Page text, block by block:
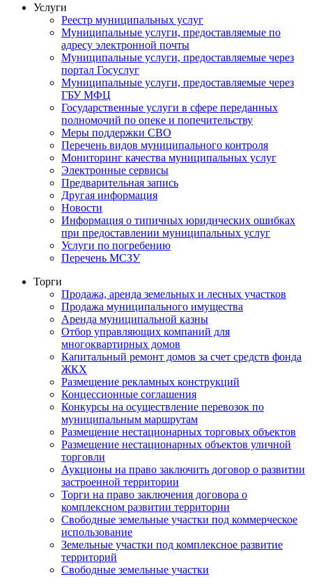
Услуги
Реестр муниципальных услуг
Муниципальные услуги, предоставляемые по
адресу электронной почты
Муниципальные услуги, предоставляемые через
портал Госуслуг
Муниципальные услуги, предоставляемые через
ГБУ МФЦ
Государственные услуги в сфере переданных
полномочий по опеке и попечительству
Меры поддержки СВО
Перечень видов муниципального контроля
Мониторинг качества муниципальных услуг
Электронные сервисы
Предварительная запись
Другая информация
Новости
Информация о типичных юридических ошибках
при предоставлении муниципальных услуг
Услуги по погребению
Перечень МСЗУ
Торги
Продажа, аренда земельных и лесных участков
Продажа муниципального имущества
Аренда муниципальной казны
Отбор управляющих компаний для
многоквартирных домов
Капитальный ремонт домов за счет средств фонда
ЖКХ
Размещение рекламных конструкций
Концессионные соглашения
Конкурсы на осуществление перевозок по
муниципальным маршрутам
Размещение нестационарных торговых объектов
Размещение нестационарных объектов уличной
торговли
Аукционы на право заключить договор о развитии
застроенной территории
Торги на право заключения договора о
комплексном развитии территории
Свободные земельные участки под коммерческое
использование
Земельные участки под комплексное развитие
территорий
Свободные земельные участки